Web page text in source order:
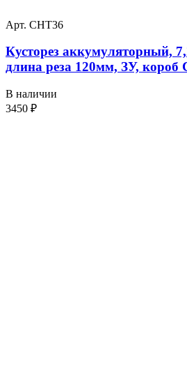
Арт. CHT36
Кусторез аккумуляторный,
длина реза 120мм, ЗУ, короб
В наличии
3450 ₽